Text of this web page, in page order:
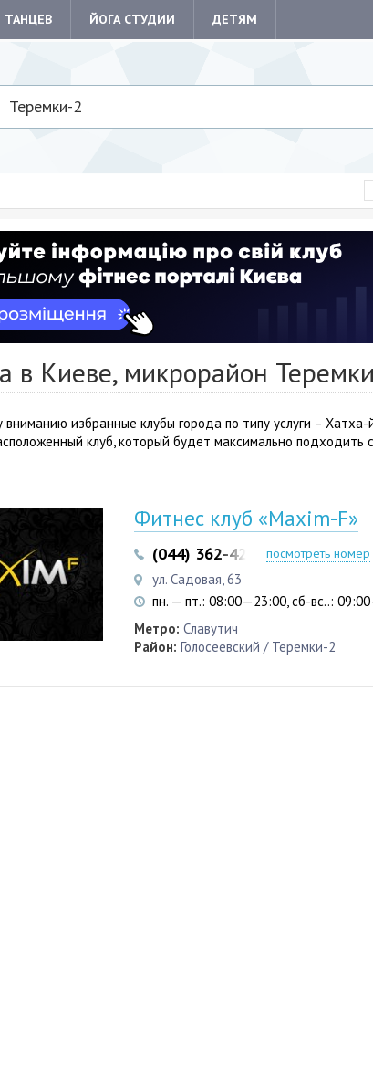
ЙОГА СТУДИИ ДЕТЯМ
Теремки-2
в Киеве, микрорайон
избранные клубы города по типу услуги –
клуб, который будет максимально
Фитнес клуб «Maxim-F»
(044) 362-42-27 (098) 911-
посмотреть номер
ул. Садовая, 63
пн. — пт.: 08:00—23:00, сб-вс..:
Метро: Славутич
Район: Голосеевский / Теремки-2